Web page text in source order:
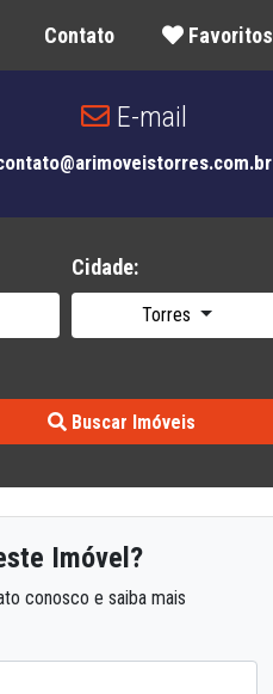
Contato Favoritos
E-mail
Cidade:
Torres
Buscar Imóveis
Imóvel?
conosco e saiba mais